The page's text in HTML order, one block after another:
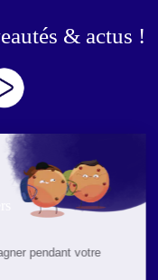
& actus !